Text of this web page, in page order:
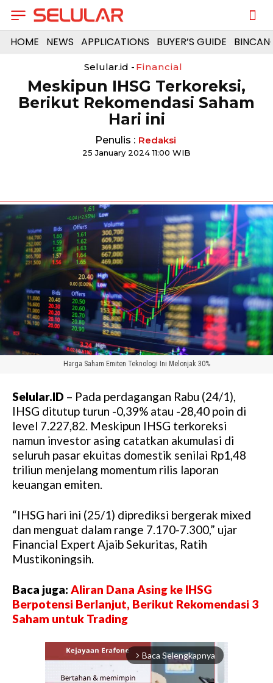
HOME NEWS APPLICATIONS BUYER’S GUIDE
Selular.id - Financial
Meskipun IHSG Terkoreksi,
Berikut Rekomendasi Saham
Hari ini
Penulis : Redaksi
25 January 2024 11:00 WIB
Harga Saham Emiten Teknologi Ini Melonjak 30%
Selular.ID – Pada perdagangan Rabu (24/1),
IHSG ditutup turun -0,39% atau -28,40 poin di
level 7.227,82. Meskipun IHSG terkoreksi
namun investor asing catatkan akumulasi di
seluruh pasar ekuitas domestik senilai Rp1,48
triliun menjelang momentum rilis laporan
keuangan emiten.
“IHSG hari ini (25/1) diprediksi bergerak mixed
dan menguat dalam range 7.170-7.300,” ujar
Financial Expert Ajaib Sekuritas, Ratih
Mustikoningsih.
Baca juga: Aliran Dana Asing ke IHSG
Berpotensi Berlanjut, Berikut Rekomendasi 3
Saham untuk Trading
arrow_forward_ios Baca Selengkapnya